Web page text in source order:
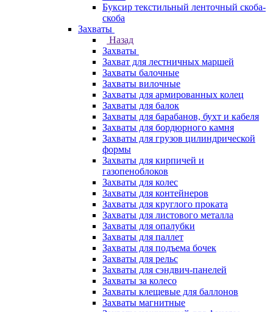
Буксир текстильный ленточный скоба-
скоба
Захваты
Назад
Захваты
Захват для лестничных маршей
Захваты балочные
Захваты вилочные
Захваты для армированных колец
Захваты для балок
Захваты для барабанов, бухт и кабеля
Захваты для бордюрного камня
Захваты для грузов цилиндрической
формы
Захваты для кирпичей и
газопеноблоков
Захваты для колес
Захваты для контейнеров
Захваты для круглого проката
Захваты для листового металла
Захваты для опалубки
Захваты для паллет
Захваты для подъема бочек
Захваты для рельс
Захваты для сэндвич-панелей
Захваты за колесо
Захваты клещевые для баллонов
Захваты магнитные